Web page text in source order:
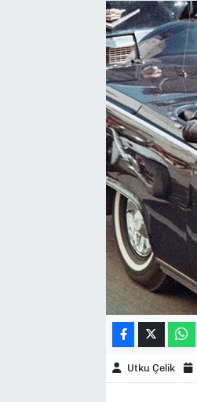
Utku Çelik
TEKNOLOJİ
YEREL YÖNETİMLER